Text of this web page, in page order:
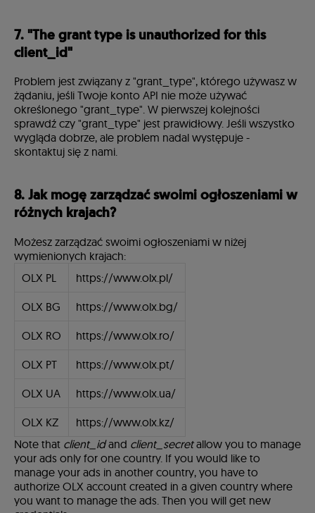
7. "The grant type is unauthorized for this
client_id"
Problem jest związany z "grant_type", którego używasz w
żądaniu, jeśli Twoje konto API nie może używać
określonego "grant_type". W pierwszej kolejności
sprawdź czy "grant_type" jest prawidłowy. Jeśli wszystko
wygląda dobrze, ale problem nadal występuje -
skontaktuj się z nami.
8. Jak mogę zarządzać swoimi ogłoszeniami w
różnych krajach?
Możesz zarządzać swoimi ogłoszeniami w niżej
wymienionych krajach:
OLX PL
https://www.olx.pl/
OLX BG https://www.olx.bg/
OLX RO https://www.olx.ro/
OLX PT https://www.olx.pt/
OLX UA https://www.olx.ua/
OLX KZ
https://www.olx.kz/
Note that client_idand client_secretallow you to manage
your ads only for one country. If you would like to
manage your ads in another country, you have to
authorize OLX account created in a given country where
you want to manage the ads. Then you will get new